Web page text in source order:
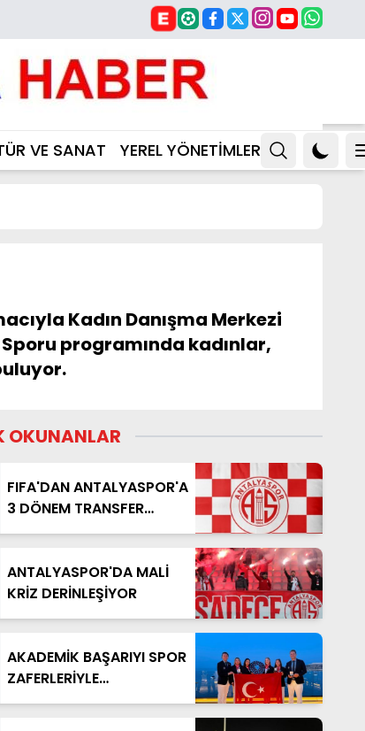
VE SANAT YEREL YÖNETİMLER
Kadın Danışma Merkezi
programında kadınlar,
OKUNANLAR
FIFA'DAN ANTALYASPOR'A
3 DÖNEM TRANSFER
YASAĞI
ANTALYASPOR'DA MALİ
KRİZ DERİNLEŞİYOR
AKADEMİK BAŞARIYI SPOR
ZAFERLERİYLE
TAÇLANDIRDILAR